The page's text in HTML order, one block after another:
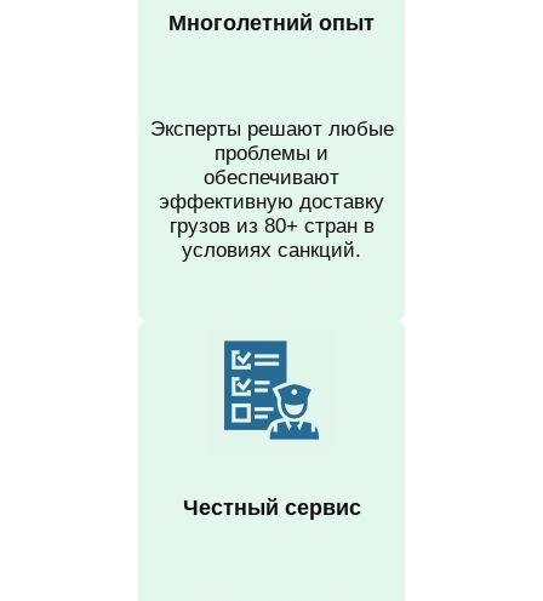
Многолетний опыт
Эксперты решают любые
проблемы и
обеспечивают
эффективную доставку
грузов из 80+ стран в
условиях санкций.
Честный сервис